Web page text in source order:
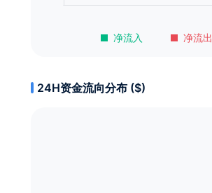
净流入 净流出
24H资金流向分布 ($)